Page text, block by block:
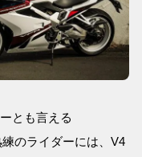
とも言える
のライダーには、V4